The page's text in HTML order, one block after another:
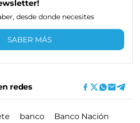
desde donde necesites
SABER MÁS
redes
banco
Banco Nación